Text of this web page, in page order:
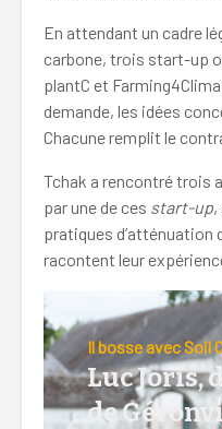
En attendant un cadre
carbone, trois start-up
plantC et
demande, les idées
Chacune remplit le
Tchak a rencontré trois
par une de ces start-up,
pratiques d’atténuation
racontent leur
Il bosse avec Soil
Luc Joris,
de